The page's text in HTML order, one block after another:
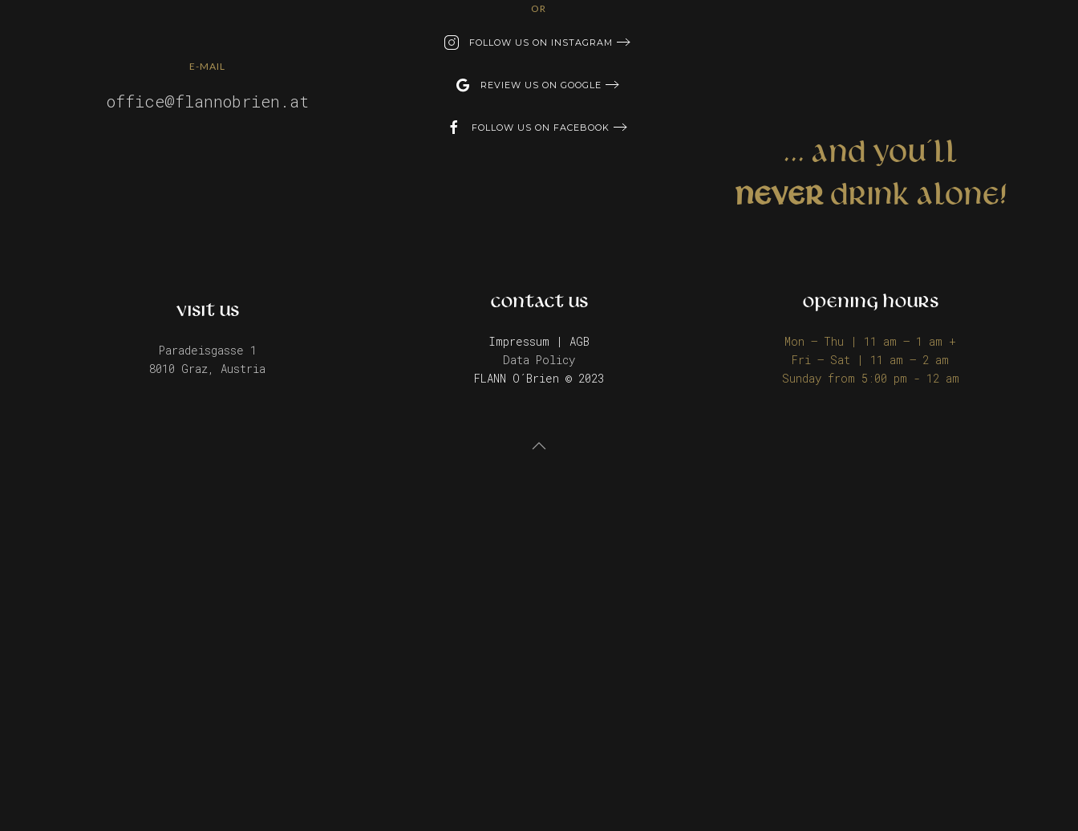
E-MAIL
office@flannobrien.at
OR
FOLLOW US ON INSTAGRAM
REVIEW US ON GOOGLE
FOLLOW US ON FACEBOOK
... AND YOU´LL
NEVERDRINK ALONE!
VISIT US
Paradeisgasse 1
8010 Graz, Austria
CONTACT US
Impressum | AGB
Data Policy
FLANN O´Brien © 2023
OPENING HOURS
Mon – Thu | 11 am – 1 am +
Fri – Sat | 11 am – 2 am
Sunday from 5:00 pm - 12 am